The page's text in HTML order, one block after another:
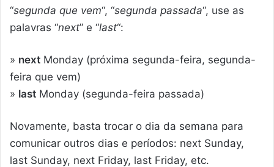
“segunda que vem“, “segunda passada“, use as
palavras “next” e “last“:
» next Monday (próxima segunda-feira, segunda-
feira que vem)
» last Monday (segunda-feira passada)
Novamente, basta trocar o dia da semana para
comunicar outros dias e períodos: next Sunday,
last Sunday, next Friday, last Friday, etc.